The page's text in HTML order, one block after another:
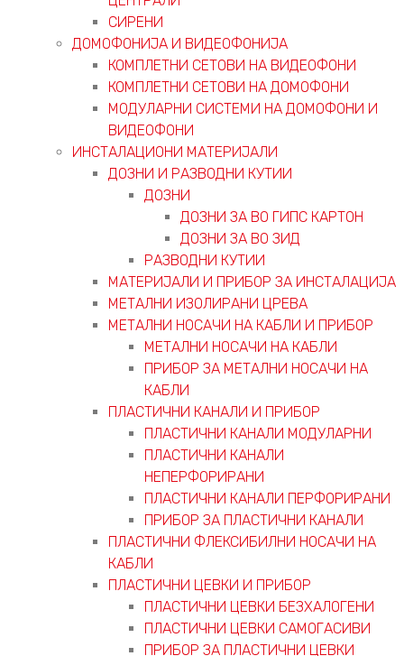
СИРЕНИ
ДОМОФОНИЈА И ВИДЕОФОНИЈА
КОМПЛЕТНИ СЕТОВИ НА ВИДЕОФОНИ
КОМПЛЕТНИ СЕТОВИ НА ДОМОФОНИ
МОДУЛАРНИ СИСТЕМИ НА ДОМОФОНИ И
ВИДЕОФОНИ
ИНСТАЛАЦИОНИ МАТЕРИЈАЛИ
ДОЗНИ И РАЗВОДНИ КУТИИ
ДОЗНИ
ДОЗНИ ЗА ВО ГИПС КАРТОН
ДОЗНИ ЗА ВО ЗИД
РАЗВОДНИ КУТИИ
МАТЕРИЈАЛИ И ПРИБОР ЗА ИНСТАЛАЦИЈА
МЕТАЛНИ ИЗОЛИРАНИ ЦРЕВА
МЕТАЛНИ НОСАЧИ НА КАБЛИ И ПРИБОР
МЕТАЛНИ НОСАЧИ НА КАБЛИ
ПРИБОР ЗА МЕТАЛНИ НОСАЧИ НА
КАБЛИ
ПЛАСТИЧНИ КАНАЛИ И ПРИБОР
ПЛАСТИЧНИ КАНАЛИ МОДУЛАРНИ
ПЛАСТИЧНИ КАНАЛИ
НЕПЕРФОРИРАНИ
ПЛАСТИЧНИ КАНАЛИ ПЕРФОРИРАНИ
ПРИБОР ЗА ПЛАСТИЧНИ КАНАЛИ
ПЛАСТИЧНИ ФЛЕКСИБИЛНИ НОСАЧИ НА
КАБЛИ
ПЛАСТИЧНИ ЦЕВКИ И ПРИБОР
ПЛАСТИЧНИ ЦЕВКИ БЕЗХАЛОГЕНИ
ПЛАСТИЧНИ ЦЕВКИ САМОГАСИВИ
ПРИБОР ЗА ПЛАСТИЧНИ ЦЕВКИ